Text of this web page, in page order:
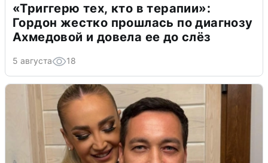
«Триггерю тех, кто в терапии»:
Гордон жестко прошлась по диагнозу
Ахмедовой и довела ее до слёз
5 августа 18